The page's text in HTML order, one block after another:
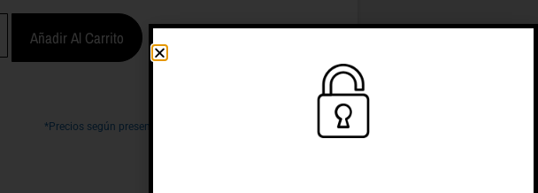
Añadir Al Carrito
*Precios según presentación